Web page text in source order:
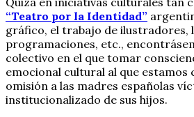
“Teatro por la Identidad”
gráfico, el trabajo de ilustradores,
programaciones, etc.,
colectivo en el que tomar
emocional cultural al que estamos
omisión a las madres españolas
institucionalizado de sus hijos.